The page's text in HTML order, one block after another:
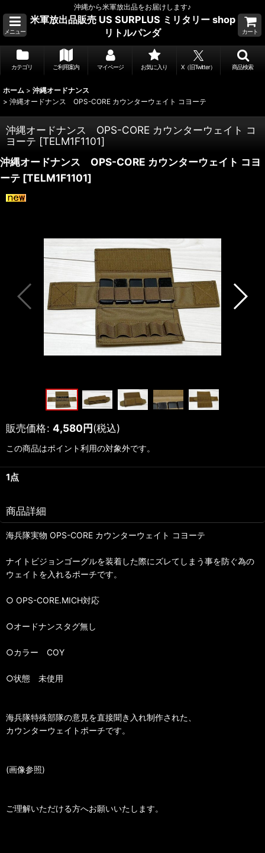
沖縄から米軍放出品をお届けします♪
メニュー
米軍放出品販売 US SURPLUS ミリタリー shop
リトルパンダ
カート
カテゴリ ご利用案内 マイページ お気に入り X（旧Twitter） 商品検索
ホーム > 沖縄オードナンス
> 沖縄オードナンス OPS-CORE カウンターウェイト コヨーテ
沖縄オードナンス OPS-CORE カウンターウェイト コ
ヨーテ [TELM1F1101]
沖縄オードナンス OPS-CORE カウンターウェイト コヨ
ーテ [TELM1F1101]
販売価格: 4,580円(税込)
この商品はポイント利用の対象外です。
1点
商品詳細
海兵隊実物 OPS-CORE カウンターウェイト コヨーテ
ナイトビジョンゴーグルを装着した際にズレてしまう事を防ぐ為の
ウェイトを入れるポーチです。
○ OPS-CORE.MICH対応
○オードナンスタグ無し
○カラー COY
○状態 未使用
海兵隊特殊部隊の意見を直接聞き入れ制作された、
カウンターウェイトポーチです。
(画像参照)
ご理解いただける方へお願いいたします。